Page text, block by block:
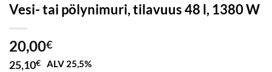
Vesi- tai pölynimuri, tilavuus 48 l, 1380 W
20,00€
25,10€ ALV 25,5%